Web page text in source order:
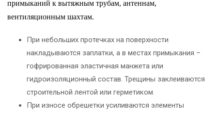
примыканий к вытяжным трубам, антеннам,
вентиляционным шахтам.
При небольших протечках на поверхности
накладываются заплатки, а в местах примыкания –
гофрированная эластичная манжета или
гидроизоляционный состав. Трещины заклеиваются
строительной лентой или герметиком.
При износе обрешетки усиливаются элементы